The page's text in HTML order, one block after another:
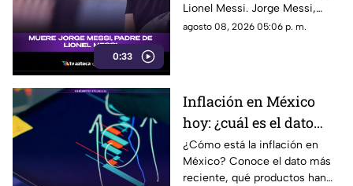
0:33
Lionel Messi. Jorge Messi,
padre y representante del astro
agosto 08, 2026 05:06 p. m.
Inflación en México
hoy: ¿cuál es el dato
actual?
¿Cómo está la inflación en
México? Conoce el dato más
reciente, qué productos han